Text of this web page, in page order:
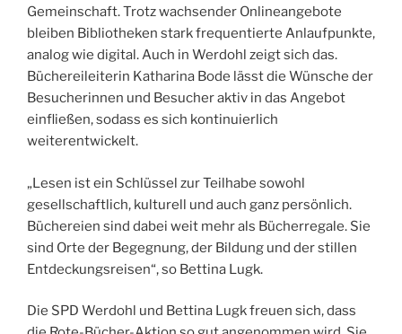
Gemeinschaft. Trotz wachsender Onlineangebote
bleiben Bibliotheken stark frequentierte Anlaufpunkte,
analog wie digital. Auch in Werdohl zeigt sich das.
Büchereileiterin Katharina Bode lässt die Wünsche der
Besucherinnen und Besucher aktiv in das Angebot
einfließen, sodass es sich kontinuierlich
weiterentwickelt.
„Lesen ist ein Schlüssel zur Teilhabe sowohl
gesellschaftlich, kulturell und auch ganz persönlich.
Büchereien sind dabei weit mehr als Bücherregale. Sie
sind Orte der Begegnung, der Bildung und der stillen
Entdeckungsreisen“, so Bettina Lugk.
Die SPD Werdohl und Bettina Lugk freuen sich, dass